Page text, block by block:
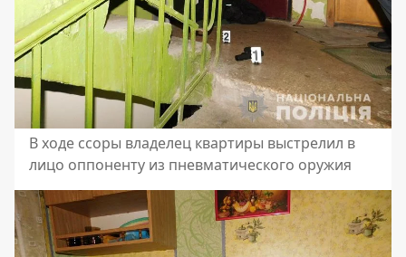
В ходе ссоры владелец квартиры выстрелил в
лицо оппоненту из пневматического оружия